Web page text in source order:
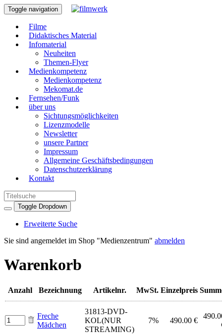
Toggle navigation
Filme
Didaktisches Material
Infomaterial
Neuheiten
Themen-Flyer
Medienkompetenz
Medienkompetenz
Mekomat.de
Fernsehen/Funk
über uns
Sichtungsmöglichkeiten
Lizenzmodelle
Newsletter
unsere Partner
Impressum
Allgemeine Geschäftsbedingungen
Datenschutzerklärung
Kontakt
Toggle Dropdown
Erweiterte Suche
Sie sind angemeldet im Shop "Medienzentrum" abmelden
Warenkorb
Anzahl Bezeichnung Artikelnr. MwSt. Einzelpreis
Freche
Mädchen
31813-DVD-
KOL(NUR
STREAMING)
7% 490.00 €